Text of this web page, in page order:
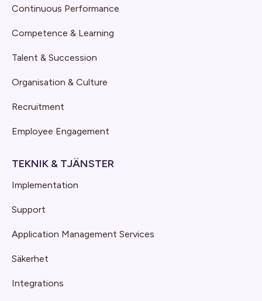
Continuous Performance
Competence & Learning
Talent & Succession
Organisation & Culture
Recruitment
Employee Engagement
TEKNIK & TJÄNSTER
Implementation
Support
Application Management Services
Säkerhet
Integrations